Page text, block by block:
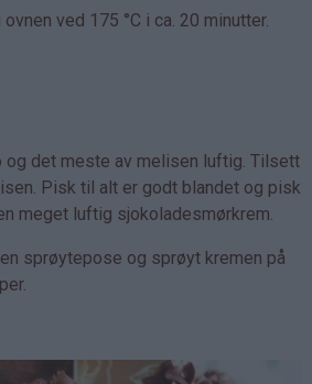
ved 175 °C i ca. 20 minutter.
og det meste av melisen luftig. Tilsett
Pisk til alt er godt blandet og pisk
meget luftig sjokoladesmørkrem.
sprøytepose og sprøyt kremen på